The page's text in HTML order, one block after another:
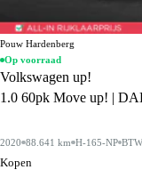
Pouw Hardenberg
Op voorraad
Volkswagen up!
1.0 60pk Move up! |
2020 88.641 km H-165-NP BTW
Kopen